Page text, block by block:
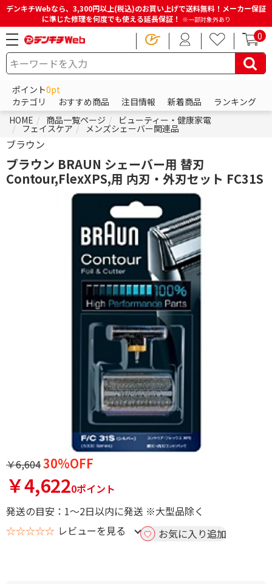
デンキチWebなら、3,300円以上(税込)のお買い上げで送料無料！メーカー保証
に準じた修理を何度でも使える延長保証！ ※一部対象外あり
0
ポイント0pt
カテゴリ
おすすめ商品 注目情報 新着商品
ランキング
HOME
商品一覧ページ ビューティー・健康家電
フェイスケア メンズシェーバー関連品
ブラウン
ブラウン BRAUN シェーバー用 替刃
Contour,FlexXPS,用 内刃・外刃セット FC31S
￥6,60430%OFF
￥4,6220ポイント
発送の目安：1～2日以内に発送 ※大型品除く
☆☆☆☆☆ レビューを見る お気に入り追加